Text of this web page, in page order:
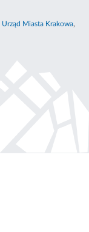
Urząd Miasta Krakowa,